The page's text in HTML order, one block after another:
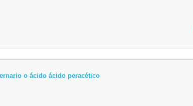
o ácido ácido peracético